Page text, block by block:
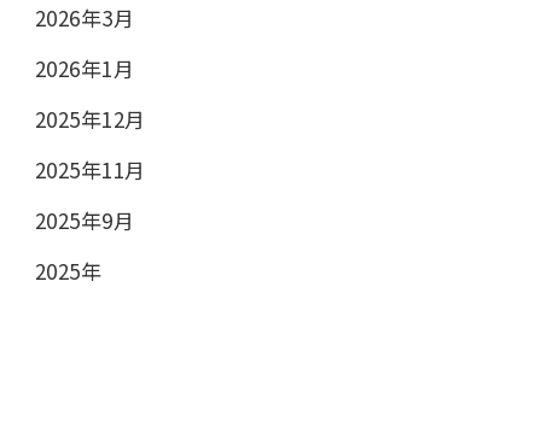
2026年3月
2026年1月
2025年12月
2025年11月
2025年9月
2025年